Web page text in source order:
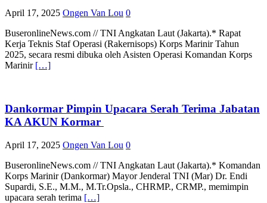
April 17, 2025 Ongen Van Lou 0
BuseronlineNews.com // TNI Angkatan Laut (Jakarta).* Rapat
Kerja Teknis Staf Operasi (Rakernisops) Korps Marinir Tahun
2025, secara resmi dibuka oleh Asisten Operasi Komandan Korps
Marinir […]
Dankormar Pimpin Upacara Serah Terima Jabatan
KA AKUN Kormar
April 17, 2025 Ongen Van Lou 0
BuseronlineNews.com // TNI Angkatan Laut (Jakarta).* Komandan
Korps Marinir (Dankormar) Mayor Jenderal TNI (Mar) Dr. Endi
Supardi, S.E., M.M., M.Tr.Opsla., CHRMP., CRMP., memimpin
upacara serah terima […]